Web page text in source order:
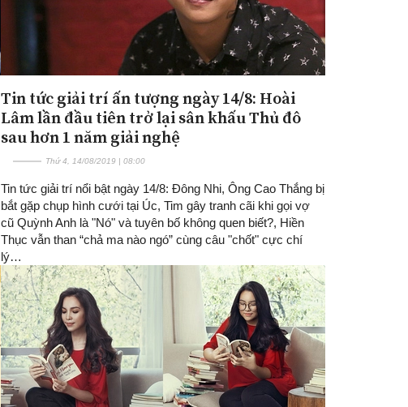
Tin tức giải trí ấn tượng ngày 14/8: Hoài
Lâm lần đầu tiên trở lại sân khấu Thủ đô
sau hơn 1 năm giải nghệ
Thứ 4, 14/08/2019 | 08:00
Tin tức giải trí nổi bật ngày 14/8: Đông Nhi, Ông Cao Thắng bị
bắt gặp chụp hình cưới tại Úc, Tim gây tranh cãi khi gọi vợ
cũ Quỳnh Anh là "Nó" và tuyên bố không quen biết?, Hiền
Thục vẫn than “chả ma nào ngó” cùng câu "chốt" cực chí
lý…